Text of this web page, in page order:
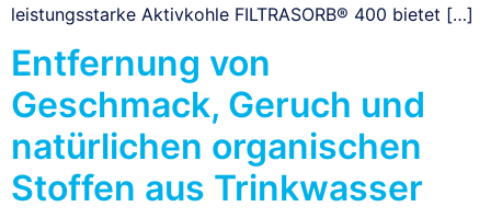
leistungsstarke Aktivkohle FILTRASORB® 400 bietet […]
Entfernung von
Geschmack, Geruch und
natürlichen organischen
Stoffen aus Trinkwasser